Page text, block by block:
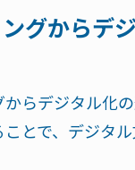
グからデ
らデジタル化
とで、デジタ